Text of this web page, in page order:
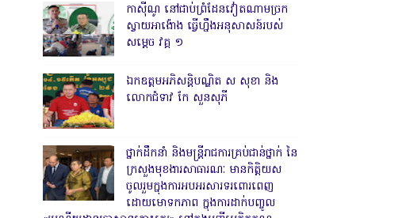
កាសុីណូ នៅជាប់ព្រំដែនវៀតណាមច្រក
ស្វាយអាង៉ោង ធ្វើហ្នឹងអនុសាសន៍របស់
សម្ដេច វគ្គ ១
ឯកឧត្តមអភិសន្តិបណ្ឌិត ស សុខា និង
លោកជំទាវ កែ សួនសុភី
ថ្នាក់ដឹកនាំ និងមន្ត្រីរាជការគ្រប់ជាន់ថ្នាក់ នៃ
ក្រសួងមុខងារសាធារណៈ មានកិត្តិយស
ចូលរួមក្នុងការអបអរសារទរពោរពេញ
ដោយមោទកភាព ក្នុងការដាក់បញ្ចូល